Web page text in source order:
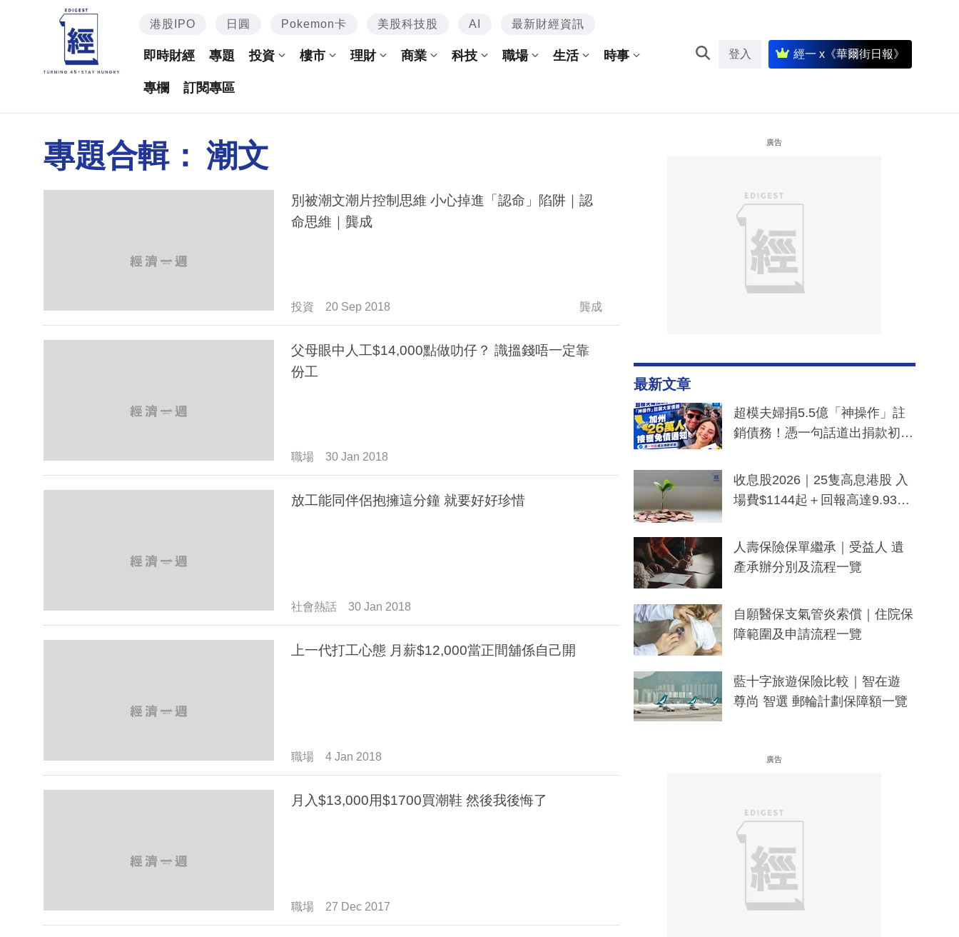
港股IPO 日圓 Pokemon卡 美股科技股 AI 最新財經資訊
即時財經 專題 投資 樓市 理財 商業 科技 職場 生活 時事
專欄 訂閱專區
登入 經一 x《華爾街日報》
專題合輯： 潮文
別被潮文潮片控制思維 小心掉進「認命」陷阱｜認
命思維｜龔成
投資 20 Sep 2018 龔成
父母眼中人工$14,000點做叻仔？ 識搵錢唔一定靠
份工
職場 30 Jan 2018
放工能同伴侶抱擁這分鐘 就要好好珍惜
社會熱話 30 Jan 2018
上一代打工心態 月薪$12,000當正間舖係自己開
職場 4 Jan 2018
月入$13,000用$1700買潮鞋 然後我後悔了
職場 27 Dec 2017
廣告
最新文章
超模夫婦捐5.5億「神操作」註
銷債務！憑一句話道出捐款初
一度被誤當詐騙手段
收息股2026｜25隻高息港股 入
場費$1144起＋回報高達9.93
人壽保險保單繼承｜受益人 遺
產承辦分別及流程一覽
自願醫保支氣管炎索償｜住院保
障範圍及申請流程一覽
藍十字旅遊保險比較｜智在遊
尊尚 智選 郵輪計劃保障額一覽
廣告